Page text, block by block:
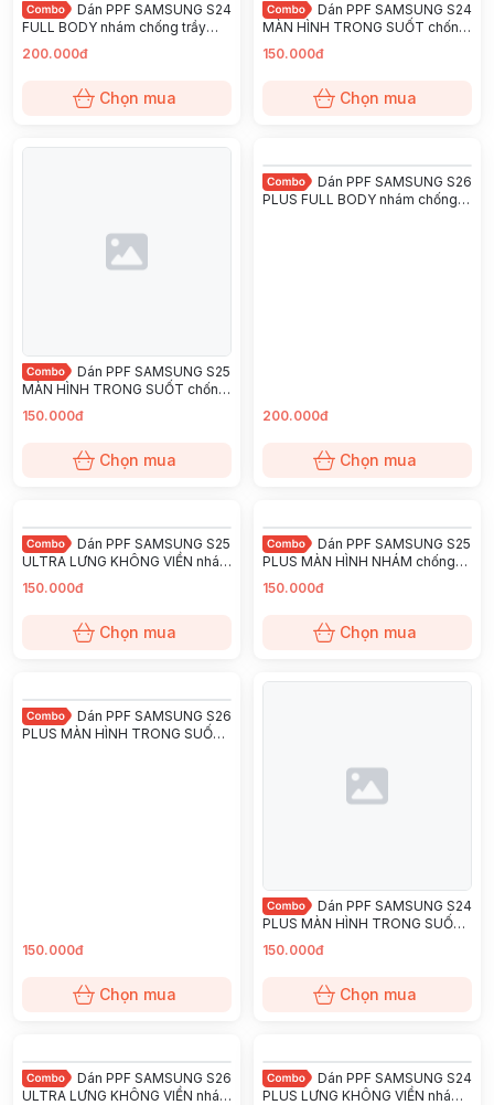
Dán PPF SAMSUNG S24
FULL BODY nhám chống trầy
xướt ít bám vân tay KINGSHIELD
200.000đ
Chọn mua
Dán PPF SAMSUNG S24
MÀN HÌNH TRONG SUỐT chống
trầy xướt ít bám vân tay
KINGSHIELD
150.000đ
Chọn mua
Dán PPF SAMSUNG S25
MÀN HÌNH TRONG SUỐT chống
trầy xướt ít bám vân tay
KINGSHIELD
150.000đ
Chọn mua
Dán PPF SAMSUNG S26
PLUS FULL BODY nhám chống
200.000đ
Chọn mua
Dán PPF SAMSUNG S25
ULTRA LƯNG KHÔNG VIỀN nhám
chống trầy xướt ít bám vân tay
KINGSHIELD
150.000đ
Chọn mua
Dán PPF SAMSUNG S25
PLUS MÀN HÌNH NHÁM chống
trầy xướt ít bám vân tay
KINGSHIELD
150.000đ
Chọn mua
Dán PPF SAMSUNG S26
PLUS MÀN HÌNH TRONG SUỐT
150.000đ
Chọn mua
Dán PPF SAMSUNG S24
PLUS MÀN HÌNH TRONG SUỐT
chống trầy xướt ít bám vân tay
KINGSHIELD
150.000đ
Chọn mua
Dán PPF SAMSUNG S26
ULTRA LƯNG KHÔNG VIỀN nhám
Dán PPF SAMSUNG S24
PLUS LƯNG KHÔNG VIỀN nhám